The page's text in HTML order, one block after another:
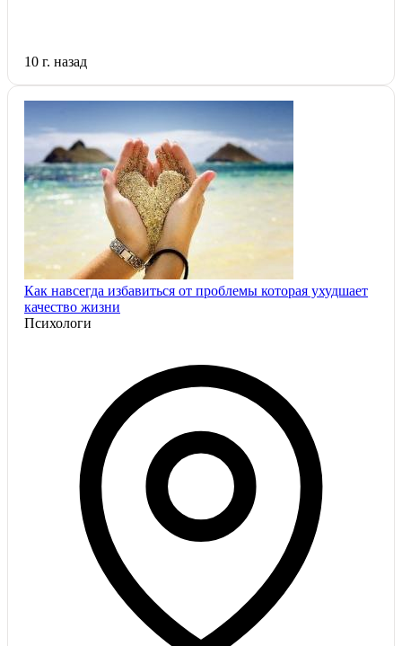
10 г. назад
Как навсегда избавиться от проблемы которая ухудшает
качество жизни
Психологи